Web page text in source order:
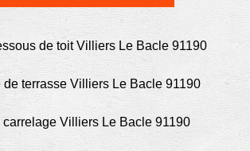
de toit Villiers Le Bacle 91190
de terrasse Villiers Le Bacle 91190
carrelage Villiers Le Bacle 91190